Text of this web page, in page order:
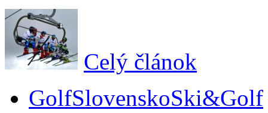
Celý článok
GolfSlovenskoSki&Golf